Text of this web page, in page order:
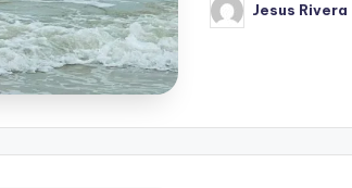
Publicado
por
Jesus Rivera